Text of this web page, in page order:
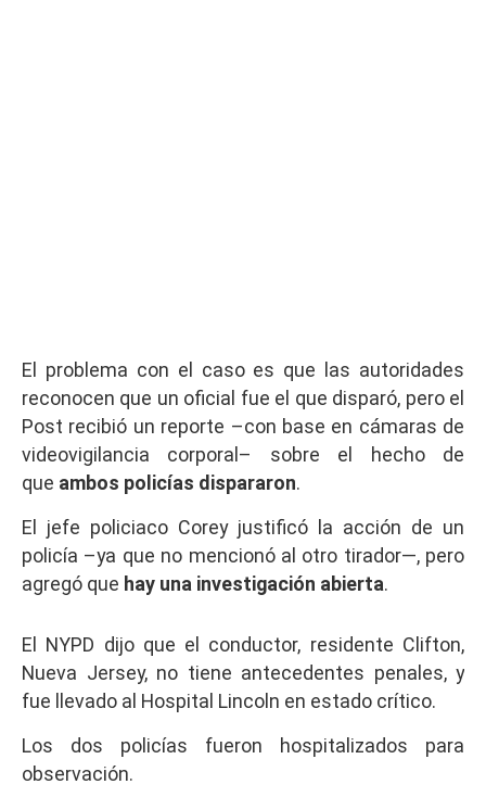
El problema con el caso es que las autoridades
reconocen que un oficial fue el que disparó, pero el
Post recibió un reporte –con base en cámaras de
videovigilancia corporal– sobre el hecho de
que ambos policías dispararon.
El jefe policiaco Corey justificó la acción de un
policía –ya que no mencionó al otro tirador—, pero
agregó que hay una investigación abierta.
El NYPD dijo que el conductor, residente Clifton,
Nueva Jersey, no tiene antecedentes penales, y
fue llevado al Hospital Lincoln en estado crítico.
Los dos policías fueron hospitalizados para
observación.